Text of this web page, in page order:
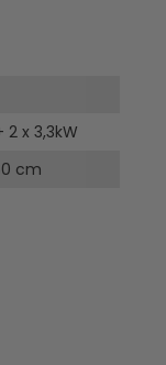
2 x 3,3kW
cm